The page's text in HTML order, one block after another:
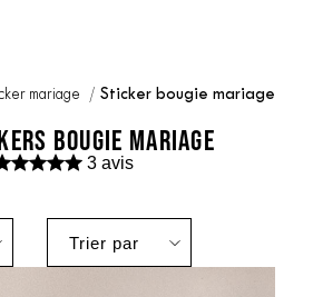
mariage Sticker bougie mariage
BOUGIE MARIAGE
3 avis